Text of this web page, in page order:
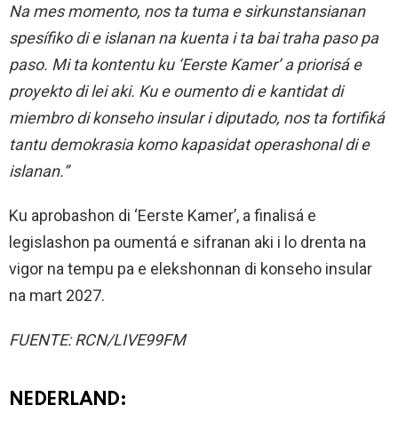
Na mes momento, nos ta tuma e sirkunstansianan
spesífiko di e islanan na kuenta i ta bai traha paso pa
paso. Mi ta kontentu ku ‘Eerste Kamer’ a priorisá e
proyekto di lei aki. Ku e oumento di e kantidat di
miembro di konseho insular i diputado, nos ta fortifiká
tantu demokrasia komo kapasidat operashonal di e
islanan.”
Ku aprobashon di ‘Eerste Kamer’, a finalisá e
legislashon pa oumentá e sifranan aki i lo drenta na
vigor na tempu pa e elekshonnan di konseho insular
na mart 2027.
FUENTE: RCN/LIVE99FM
NEDERLAND: